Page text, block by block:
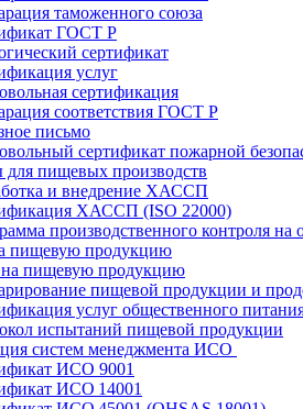
таможенного союза
ГОСТ Р
сертификат
услуг
сертификация
соответствия ГОСТ Р
письмо
сертификат пожарной
пищевых производств
и внедрение ХАССП
ХАССП (ISO 22000)
производственного контроля
пищевую продукцию
пищевую продукцию
пищевой продукции и
услуг общественного
испытаний пищевой продукции
систем менеджмента ИСО
ИСО 9001
ИСО 14001